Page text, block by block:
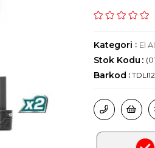
Kategori : El
Stok Kodu
Barkod :